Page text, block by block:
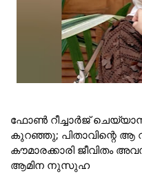
ഫോൺ റീച്ചാർജ്
കുറഞ്ഞു; പിതാവിന്റെ ആ
കൗമാരക്കാരി ജീവിതം
ആമിന നുസുഹ